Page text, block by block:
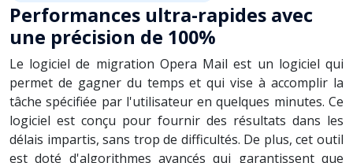
Performances ultra-rapides avec
une précision de 100%
Le logiciel de migration Opera Mail est un logiciel qui
permet de gagner du temps et qui vise à accomplir la
tâche spécifiée par l'utilisateur en quelques minutes. Ce
logiciel est conçu pour fournir des résultats dans les
délais impartis, sans trop de difficultés. De plus, cet outil
est doté d'algorithmes avancés qui garantissent que